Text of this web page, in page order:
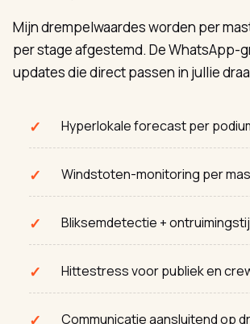
Mijn drempelwaardes worden per
per stage afgestemd. De WhatsApp-
updates die direct passen in jullie
Hyperlokale forecast per
Windstoten-monitoring per
Bliksemdetectie +
Hittestress voor publiek en
Communicatie aansluitend op